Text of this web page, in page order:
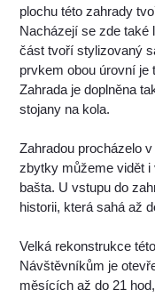
plochu této zahrady
Nacházejí se zde také
část tvoří stylizovaný
prvkem obou úrovní je
Zahrada je doplněna
stojany na kola.
Zahradou procházelo
zbytky můžeme vidět i
bašta. U vstupu do
historii, která sahá až
Velká rekonstrukce
Návštěvníkům je
měsících až do 21